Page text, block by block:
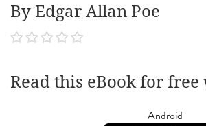
By Edgar Allan Poe
Read this eBook for
Android